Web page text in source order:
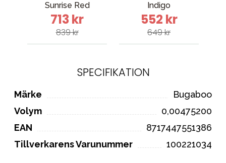
Sunrise Red
713 kr
839 kr
Indigo
552 kr
649 kr
SPECIFIKATION
Märke
Bugaboo
Volym
0,00475200
EAN
8717447551386
Tillverkarens Varunummer
100221034